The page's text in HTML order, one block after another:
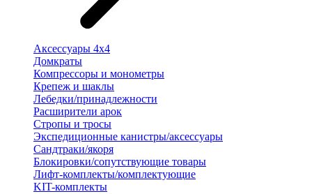
Аксессуары 4х4
Домкраты
Компрессоры и монометры
Крепеж и шаклы
Лебедки/принадлежности
Расширители арок
Стропы и тросы
Экспедиционные канистры/аксессуары
Сандтраки/якоря
Блокировки/сопутствующие товары
Лифт-комплекты/комплектующие
KIT-комплекты